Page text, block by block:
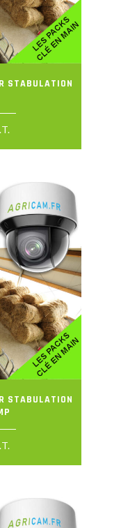
STABULATION
STABULATION